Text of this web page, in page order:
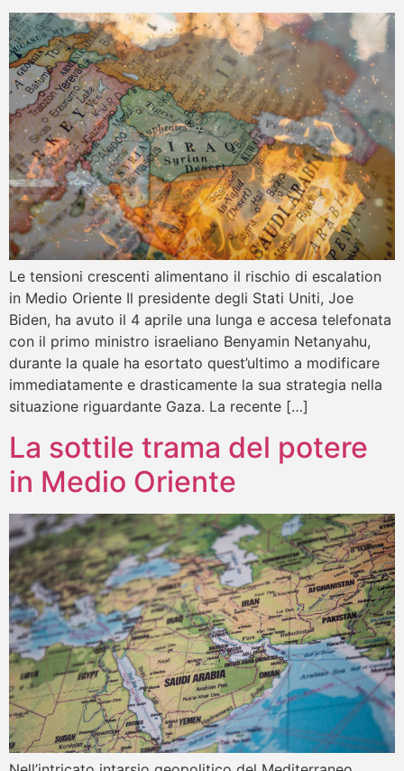
Le tensioni crescenti alimentano il rischio di escalation
in Medio Oriente Il presidente degli Stati Uniti, Joe
Biden, ha avuto il 4 aprile una lunga e accesa telefonata
con il primo ministro israeliano Benyamin Netanyahu,
durante la quale ha esortato quest’ultimo a modificare
immediatamente e drasticamente la sua strategia nella
situazione riguardante Gaza. La recente […]
La sottile trama del potere
in Medio Oriente